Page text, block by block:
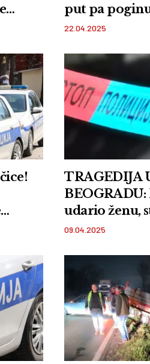
put pa
22.04.2025
TRAGEDIJA
udario ženu,
licu mesta
09.04.2025